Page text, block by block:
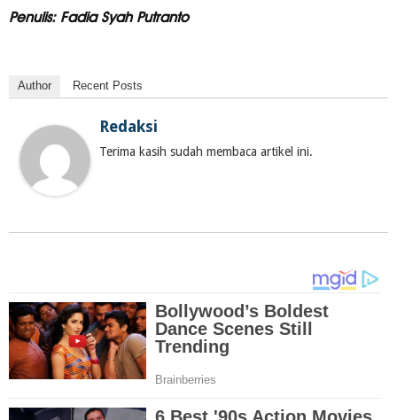
Penulis: Fadia Syah Putranto
Author Recent Posts
Redaksi
Terima kasih sudah membaca artikel ini.